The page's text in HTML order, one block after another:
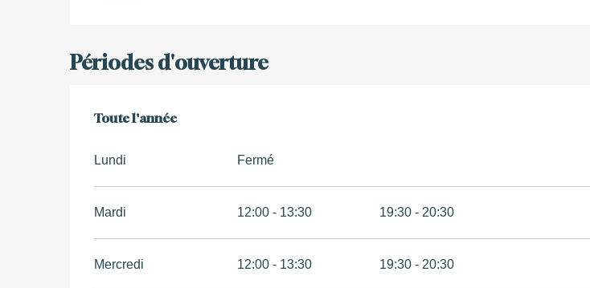
Périodes d'ouverture
Toute l'année
Toute l'année
Lundi Fermé
Mardi 12:00 - 13:30 19:30 - 20:30
Mercredi 12:00 - 13:30 19:30 - 20:30